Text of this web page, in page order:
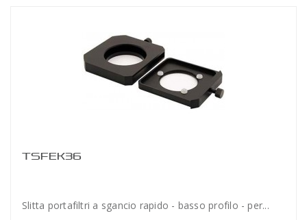
TSFEK36
Slitta portafiltri a sgancio rapido - basso profilo - per...